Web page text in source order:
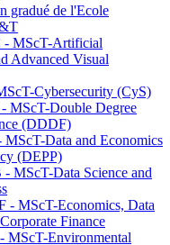
gradué de l'Ecole
MScT-Artificial
Advanced Visual
Cybersecurity (CyS)
MScT-Double Degree
(DDDF)
Data and Economics
(DEPP)
MScT-Data Science and
- MScT-Economics, Data
Finance
MScT-Environmental